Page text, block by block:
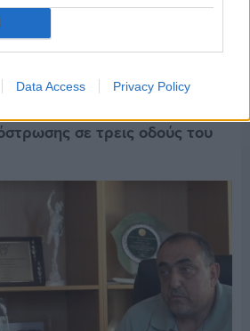
Data Access Privacy Policy
σε τρεις οδούς του